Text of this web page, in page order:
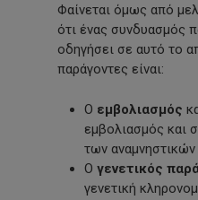
Φαίνεται όμως από
ότι ένας συνδυασμός
οδηγήσει σε αυτό το
παράγοντες είναι:
Ο εμβολιασμός
εμβολιασμός και
των
Ο γενετικός
γενετική